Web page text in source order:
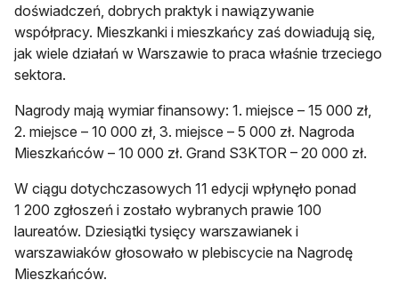
doświadczeń, dobrych praktyk i nawiązywanie
współpracy. Mieszkanki i mieszkańcy zaś dowiadują się,
jak wiele działań w Warszawie to praca właśnie trzeciego
sektora.
Nagrody mają wymiar finansowy: 1. miejsce – 15 000 zł,
2. miejsce – 10 000 zł, 3. miejsce – 5 000 zł. Nagroda
Mieszkańców – 10 000 zł. Grand S3KTOR – 20 000 zł.
W ciągu dotychczasowych 11 edycji wpłynęło ponad
1 200 zgłoszeń i zostało wybranych prawie 100
laureatów. Dziesiątki tysięcy warszawianek i
warszawiaków głosowało w plebiscycie na Nagrodę
Mieszkańców.